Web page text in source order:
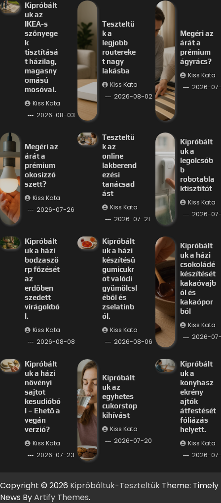
Kipróbált
uk az
IKEA-s
szőnyege
k
tisztításá
t házilag,
magasny
omású
mosóval.
Kiss Kata
2026-08-03
Teszteltü
k a
legjobb
routereke
t nagy
lakásba
Kiss Kata
2026-08-02
Megéri az
árát a
prémium
ágyrács?
Kiss Kata
2026-
Megéri az
árát a
prémium
okosizzó
szett?
Kiss Kata
2026-07-26
Teszteltü
k az
online
lakberend
ezési
tanácsad
ást
Kiss Kata
2026-07-21
Kipróbált
uk a
legolcsób
b
robotabla
ktisztítót
Kiss Kata
2026-
Kipróbált
uk a házi
bodzaszö
rp főzését
az
erdőben
szedett
virágokbó
l.
Kiss Kata
2026-08-08
Kipróbált
uk a házi
készítésű
gumicukr
ot valódi
gyümölcsl
éből és
zselatinb
ól.
Kiss Kata
2026-08-06
Kipróbált
uk a házi
csokoládé
készítését
kakaóvajb
ól és
kakaópor
ból
Kiss Kata
2026-
Kipróbált
uk a házi
növényi
sajtot
kesudióbó
l – Ehető a
vegán
verzió?
Kiss Kata
2026-07-23
Kipróbált
uk az
egyhetes
cukorstop
kihívást
Kiss Kata
2026-07-20
Kipróbált
uk a
konyhasz
ekrény
ajtók
átfestését
fóliázás
helyett.
Kiss Kata
2026-
Copyright © 2026 Kipróbáltuk-Teszteltük Theme: Timely
News ByArtify Themes.